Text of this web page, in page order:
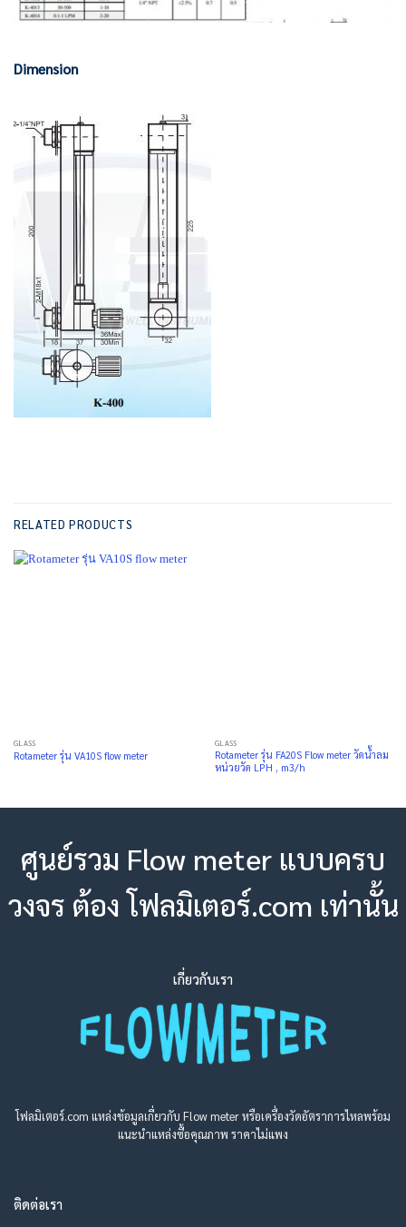
Dimension
RELATED PRODUCTS
GLASS
Rotameter รุ่น VA10S flow meter
GLASS
Rotameter รุ่น FA20S Flow meter วัดน้ำลม
หน่วยวัด LPH , m3/h
ศูนย์รวม Flow meter แบบครบ
วงจร ต้อง โฟลมิเตอร์.com เท่านั้น
เกี่ยวกับเรา
โฟลมิเตอร์.com แหล่งข้อมูลเกี่ยวกับ Flow meter หรือเครื่องวัดอัตราการไหลพร้อม
แนะนำแหล่งซื้อคุณภาพ ราคาไม่แพง
ติดต่อเรา